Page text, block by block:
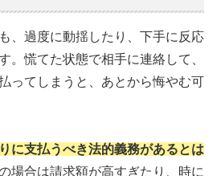
、過度に動揺したり、下手に反応
。慌てた状態で相手に連絡して、
ってしまうと、あとから悔やむ可
に支払うべき法的義務があるとは
場合は請求額が高すぎたり、時に